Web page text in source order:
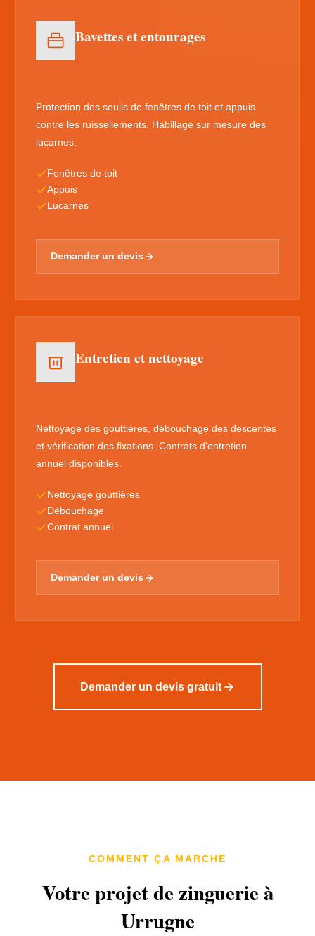
Bavettes et entourages
Protection des seuils de fenêtres de toit et appuis
contre les ruissellements. Habillage sur mesure des
lucarnes.
Fenêtres de toit
Appuis
Lucarnes
Demander un devis
Entretien et nettoyage
Nettoyage des gouttières, débouchage des descentes
et vérification des fixations. Contrats d'entretien
annuel disponibles.
Nettoyage gouttières
Débouchage
Contrat annuel
Demander un devis
Demander un devis gratuit
COMMENT ÇA MARCHE
Votre projet de zinguerie à
Urrugne